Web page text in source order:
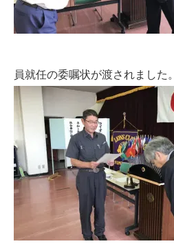
員就任の委嘱状が渡されました。